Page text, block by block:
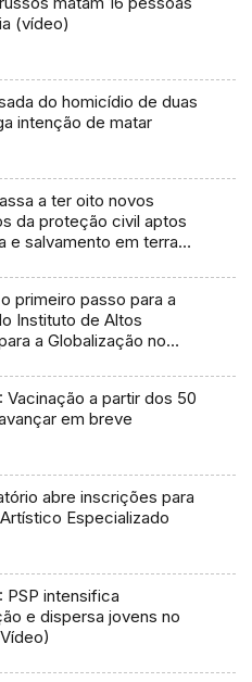
(vídeo)
do homicídio de duas
intenção de matar
a ter oito novos
da proteção civil aptos
e salvamento em terra
primeiro passo para a
Instituto de Altos
a Globalização no
Vacinação a partir dos 50
em breve
abre inscrições para
Especializado
PSP intensifica
e dispersa jovens no